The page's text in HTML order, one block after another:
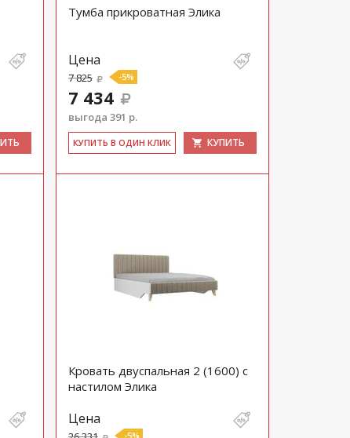
Тумба прикроватная Элика
Цена
7 825 -5%
7 434
выгода 391 р.
КУ­ПИТЬ В ОДИН КЛИК КУПИТЬ
Кровать двуспальная 2 (1600) с
настилом Элика
Цена
-5%